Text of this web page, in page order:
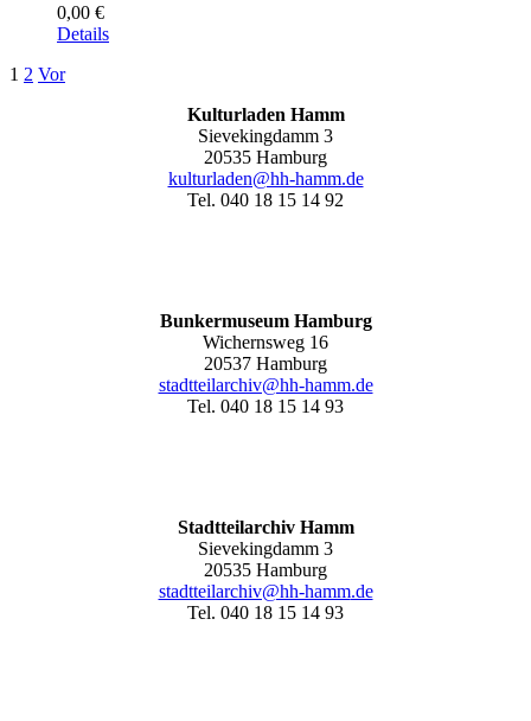
0,00 €
Details
1 2 Vor
Kulturladen Hamm
Sievekingdamm 3
20535 Hamburg
kulturladen@hh-hamm.de
Tel. 040 18 15 14 92
Bunkermuseum Hamburg
Wichernsweg 16
20537 Hamburg
stadtteilarchiv@hh-hamm.de
Tel. 040 18 15 14 93
Stadtteilarchiv Hamm
Sievekingdamm 3
20535 Hamburg
stadtteilarchiv@hh-hamm.de
Tel. 040 18 15 14 93